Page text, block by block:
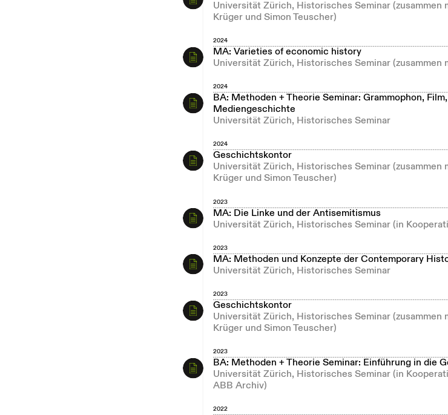
Universität Zürich, Historisches Seminar (zusammen
Krüger und Simon Teuscher)
2024
MA: Varieties of economic history
Universität Zürich, Historisches Seminar (zusammen
2024
BA: Methoden + Theorie Seminar: Grammophon,
Mediengeschichte
Universität Zürich, Historisches Seminar
2024
Geschichtskontor
Universität Zürich, Historisches Seminar (zusammen
Krüger und Simon Teuscher)
2023
MA: Die Linke und der Antisemitismus
Universität Zürich, Historisches Seminar (in
2023
MA: Methoden und Konzepte der Contemporary
Universität Zürich, Historisches Seminar
2023
Geschichtskontor
Universität Zürich, Historisches Seminar (zusammen
Krüger und Simon Teuscher)
2023
BA: Methoden + Theorie Seminar: Einführung in die
Universität Zürich, Historisches Seminar (in
ABB Archiv)
2022